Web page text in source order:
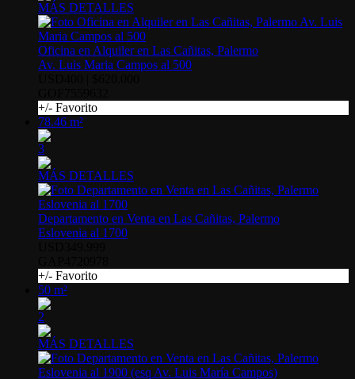
MÁS DETALLES
Oficina en Alquiler en Las Cañitas, Palermo
Av. Luis Maria Campos al 500
+/- Favorito
78.46 m²
3
MÁS DETALLES
Departamento en Venta en Las Cañitas, Palermo
Eslovenia al 1700
+/- Favorito
50 m²
2
MÁS DETALLES